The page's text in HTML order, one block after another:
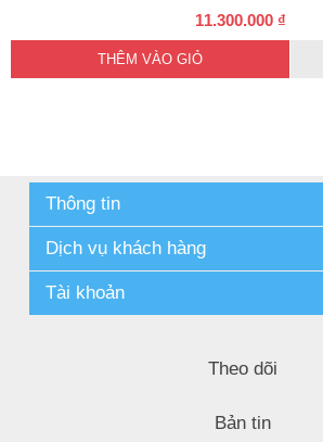
11.300.000 ₫
Thông tin
Dịch vụ khách hàng
Tài khoản
Theo dõi
Bản tin